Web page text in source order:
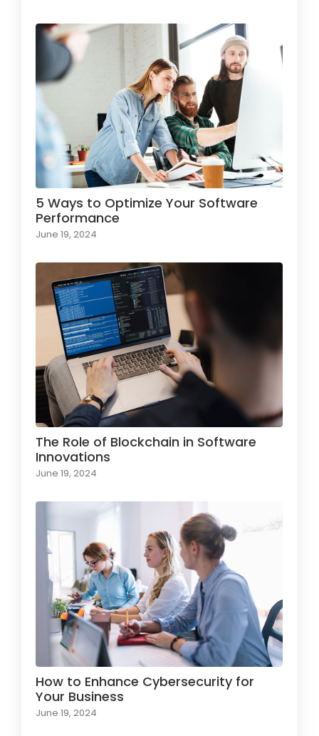
5 Ways to Optimize Your Software
Performance
June 19, 2024
The Role of Blockchain in Software
Innovations
June 19, 2024
How to Enhance Cybersecurity for
Your Business
June 19, 2024